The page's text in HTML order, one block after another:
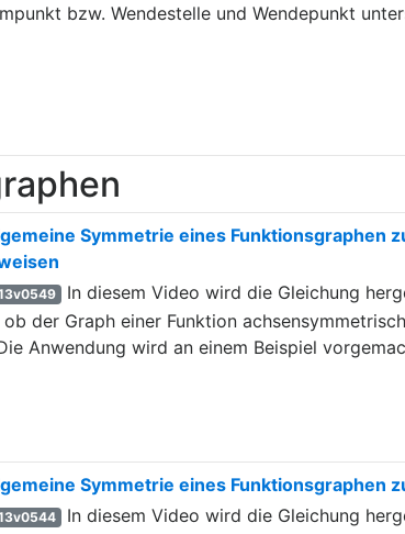
bzw. Wendestelle und Wendepunkt
Symmetrie eines Funktionsgraphen
In diesem Video wird die Gleichung
ob der Graph einer Funktion
Anwendung wird an einem Beispiel
Symmetrie eines Funktionsgraphen
In diesem Video wird die Gleichung